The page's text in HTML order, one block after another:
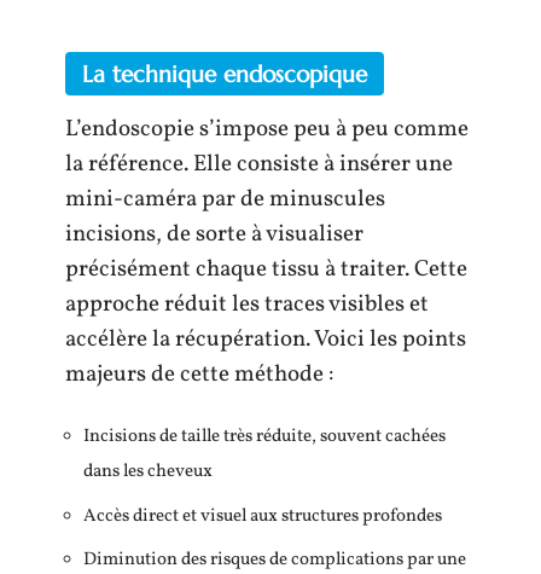
La technique endoscopique
L’endoscopie s’impose peu à peu comme
la référence. Elle consiste à insérer une
mini-caméra par de minuscules
incisions, de sorte à visualiser
précisément chaque tissu à traiter. Cette
approche réduit les traces visibles et
accélère la récupération. Voici les points
majeurs de cette méthode :
Incisions de taille très réduite, souvent cachées
dans les cheveux
Accès direct et visuel aux structures profondes
Diminution des risques de complications par une